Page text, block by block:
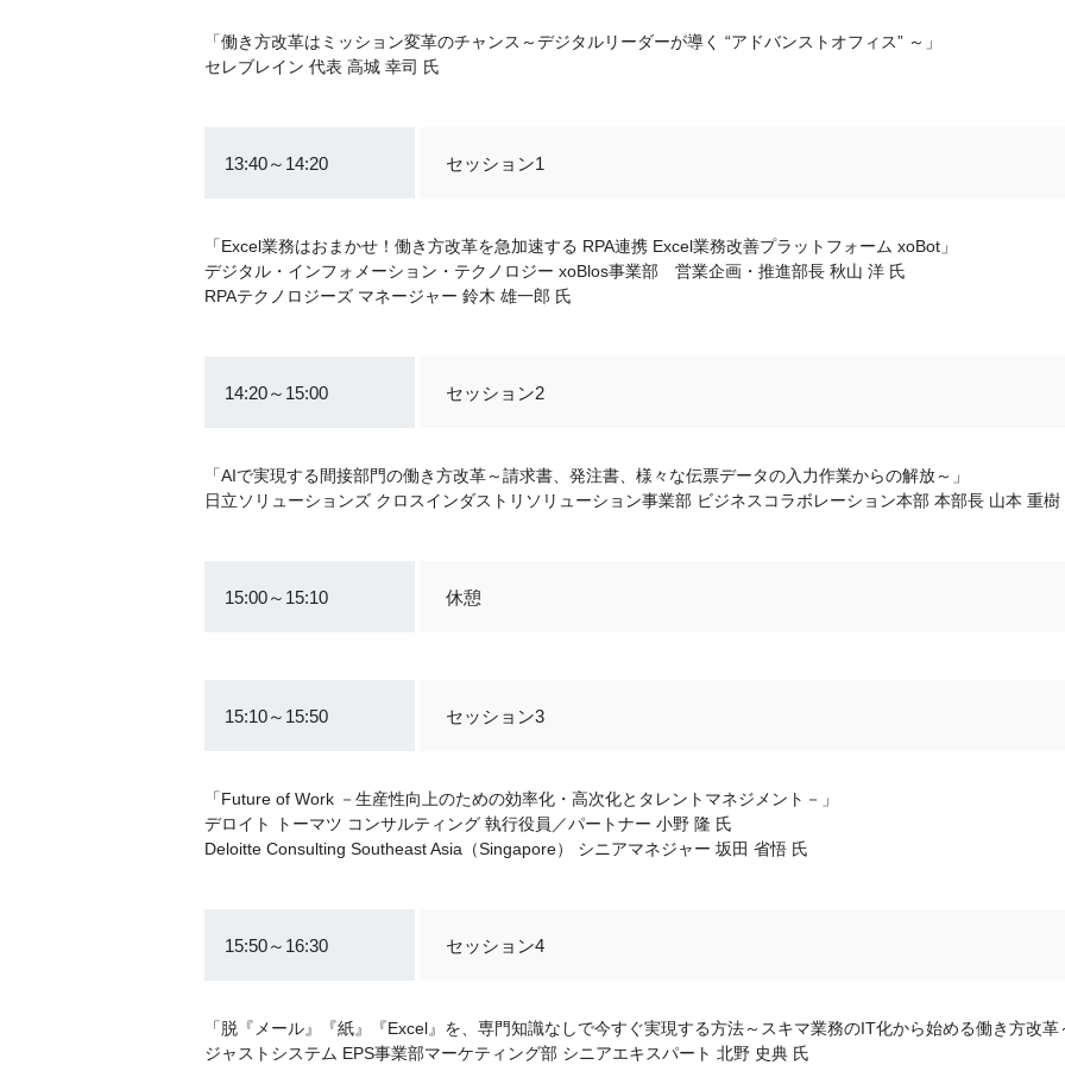
「働き方改革はミッション変革のチャンス～デジタルリーダーが導く “アドバンストオフィス” ～」
セレブレイン 代表 高城 幸司 氏
13:40～14:20 セッション1
「Excel業務はおまかせ！働き方改革を急加速する RPA連携 Excel業務改善プラットフォーム xoBot」
デジタル・インフォメーション・テクノロジー xoBlos事業部 営業企画・推進部長 秋山 洋 氏
RPAテクノロジーズ マネージャー 鈴木 雄一郎 氏
14:20～15:00 セッション2
「AIで実現する間接部門の働き方改革～請求書、発注書、様々な伝票データの入力作業からの解放～」
日立ソリューションズ クロスインダストリソリューション事業部 ビジネスコラボレーション本部 本部長 山本 重樹
15:00～15:10 休憩
15:10～15:50 セッション3
「Future of Work －生産性向上のための効率化・高次化とタレントマネジメント－」
デロイト トーマツ コンサルティング 執行役員／パートナー 小野 隆 氏
Deloitte Consulting Southeast Asia（Singapore） シニアマネジャー 坂田 省悟 氏
15:50～16:30 セッション4
「脱『メール』『紙』『Excel』を、専門知識なしで今すぐ実現する方法～スキマ業務のIT化から始める働き方改革
ジャストシステム EPS事業部マーケティング部 シニアエキスパート 北野 史典 氏